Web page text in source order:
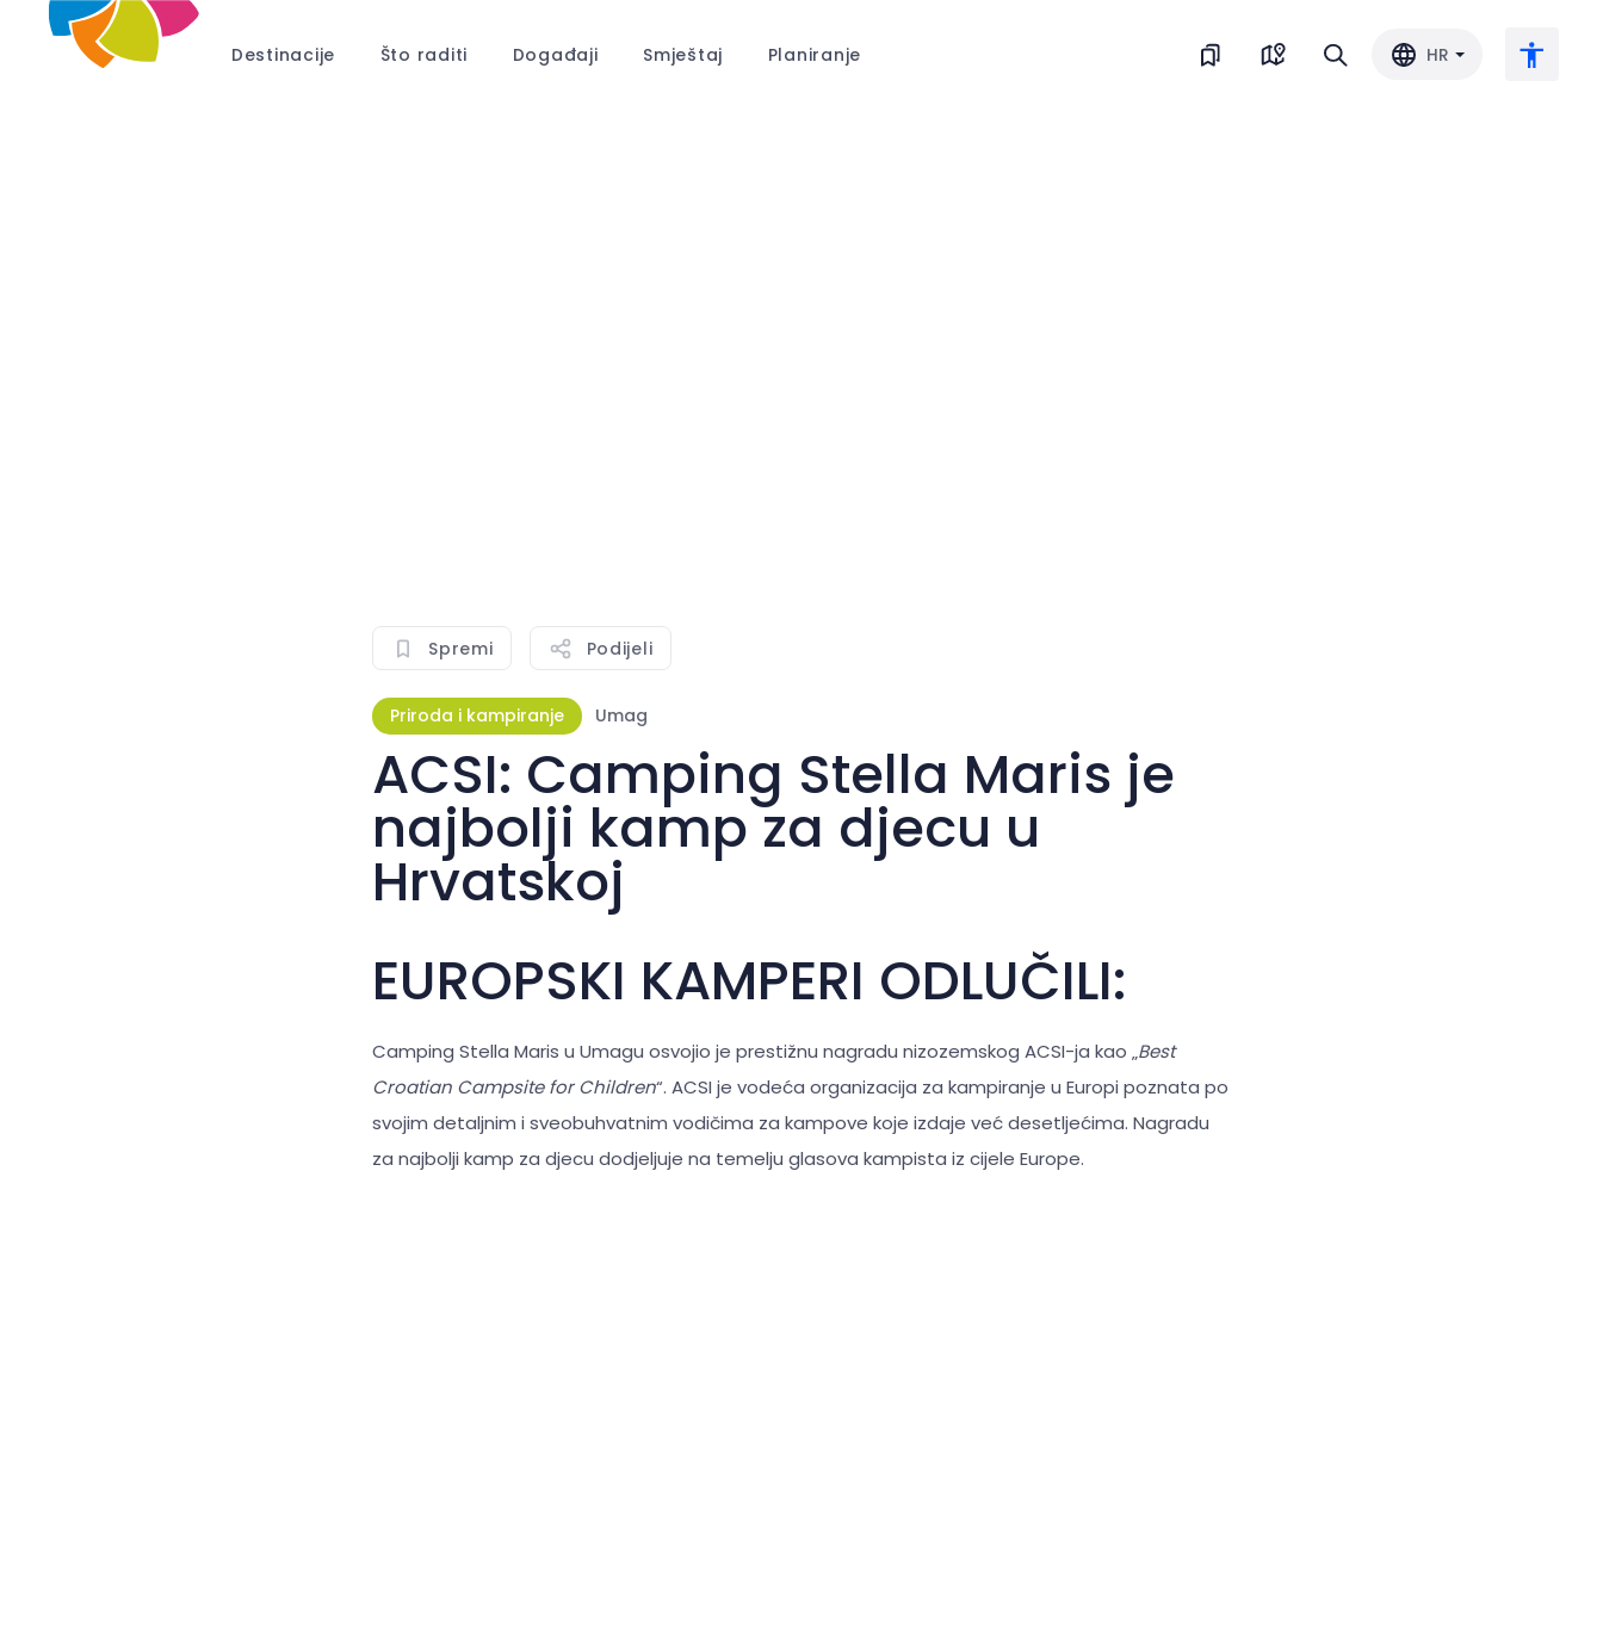
Destinacije Što raditi Događaji Smještaj Planiranje HR
Spremi Podijeli
Priroda i kampiranje Umag
ACSI: Camping Stella Maris je
najbolji kamp za djecu u
Hrvatskoj
EUROPSKI KAMPERI ODLUČILI:
Camping Stella Maris u Umagu osvojio je prestižnu nagradu nizozemskog ACSI-ja kao „Best
Croatian Campsite for Children“. ACSI je vodeća organizacija za kampiranje u Europi poznata po
svojim detaljnim i sveobuhvatnim vodičima za kampove koje izdaje već desetljećima. Nagradu
za najbolji kamp za djecu dodjeljuje na temelju glasova kampista iz cijele Europe.